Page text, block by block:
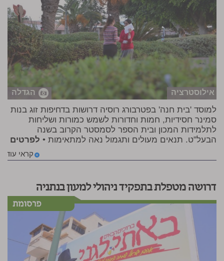
אילוסטרציה הגדלה
למוסד 'בית חנה' בפטרבורג רוסיה דרושות בדחיפות זוג בנות
סמינר חסידיות, חמות וחדורות לשמש כמורות ושליחות
לתלמידות המכון ובית הספר לסמסטר הקרוב בשנה
הבעל"ט. תנאים מעולים ותגמול נאה למתאימות • לפרטים
קראי עוד
דרושה מטפלת בתפקיד ניהולי למעון בנתניה